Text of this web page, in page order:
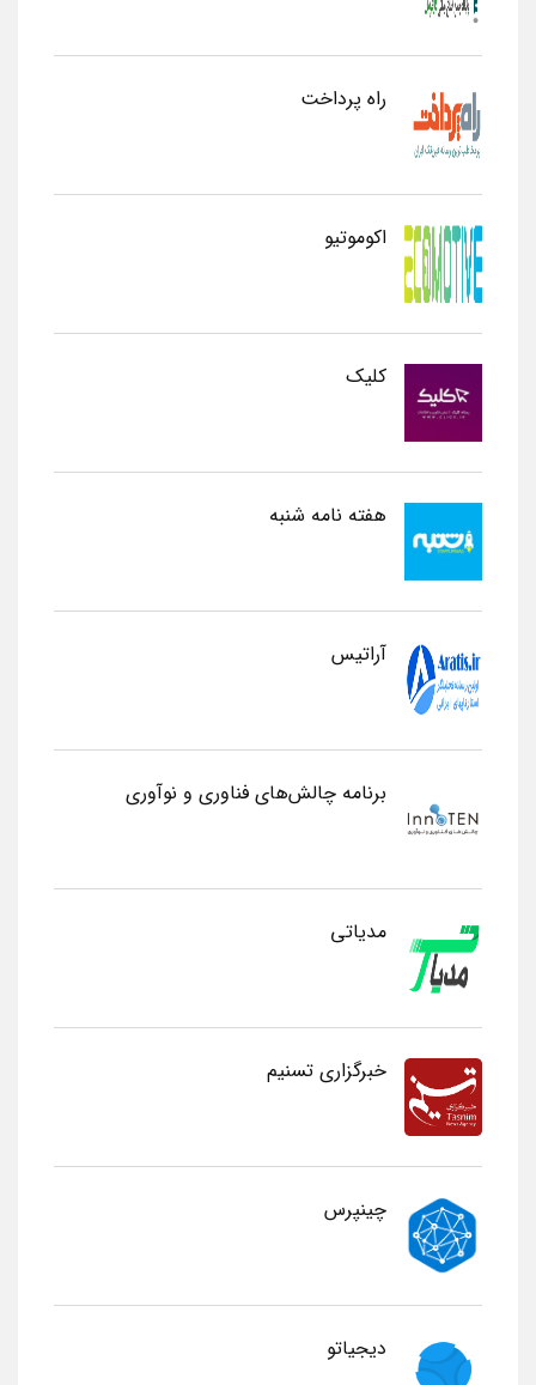
راه پرداخت
اکوموتیو
کلیک
هفته نامه شنبه
آراتیس
برنامه چالش‌های فناوری و نوآوری
مدیاتی
خبرگزاری تسنیم
چینپرس
دیجیاتو